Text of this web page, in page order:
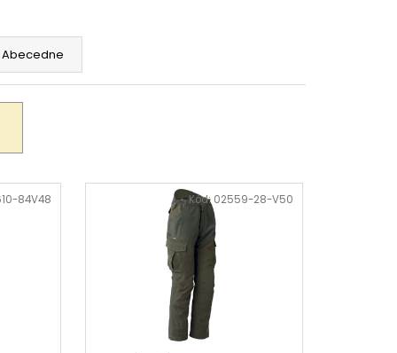
Abecedne
84V48 Kód: 02559-28-V50
PHPN011 - KAKI